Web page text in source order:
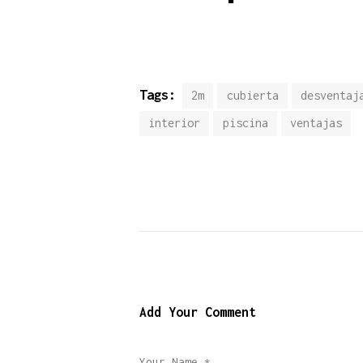
Tags: 2m cubierta
interior piscina ventajas
Add Your Comment